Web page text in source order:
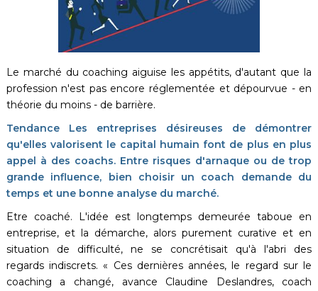
Le marché du coaching aiguise les appétits, d'autant que la
profession n'est pas encore réglementée et dépourvue - en
théorie du moins - de barrière.
Tendance Les entreprises désireuses de démontrer
qu'elles valorisent le capital humain font de plus en plus
appel à des coachs. Entre risques d'arnaque ou de trop
grande influence, bien choisir un coach demande du
temps et une bonne analyse du marché.
Etre coaché. L'idée est longtemps demeurée taboue en
entreprise, et la démarche, alors purement curative et en
situation de difficulté, ne se concrétisait qu'à l'abri des
regards indiscrets. « Ces dernières années, le regard sur le
coaching a changé, avance Claudine Deslandres, coach